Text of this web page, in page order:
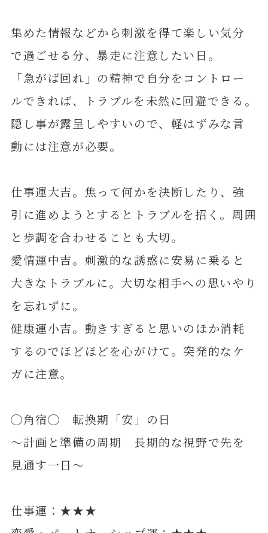
集めた情報などから刺激を得て楽しい気分
で過ごせる分、暴走に注意したい日。
「急がば回れ」の精神で自分をコントロー
ルできれば、トラブルを未然に回避できる。
隠し事が露呈しやすいので、軽はずみな言
動には注意が必要。
仕事運大吉。焦って何かを決断したり、強
引に進めようとするとトラブルを招く。周囲
と歩調を合わせることも大切。
愛情運中吉。刺激的な誘惑に安易に乗ると
大きなトラブルに。大切な相手への思いやり
を忘れずに。
健康運小吉。動きすぎると思いのほか消耗
するのでほどほどを心がけて。突発的なケ
ガに注意。
◯角宿◯ 転換期「安」の日
～計画と準備の周期 長期的な視野で先を
見通す一日～
仕事運：★★★